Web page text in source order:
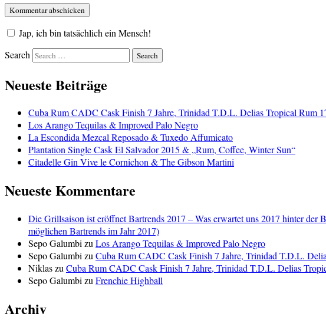
Jap, ich bin tatsächlich ein Mensch!
Search
Neueste Beiträge
Cuba Rum CADC Cask Finish 7 Jahre, Trinidad T.D.L. Delias Tropical Rum
Los Arango Tequilas & Improved Palo Negro
La Escondida Mezcal Reposado & Tuxedo Affumicato
Plantation Single Cask El Salvador 2015 & „Rum, Coffee, Winter Sun“
Citadelle Gin Vive le Cornichon & The Gibson Martini
Neueste Kommentare
Die Grillsaison ist eröffnet Bartrends 2017 – Was erwartet uns 2017 hinter
möglichen Bartrends im Jahr 2017)
Sepo GalumbizuLos Arango Tequilas & Improved Palo Negro
Sepo GalumbizuCuba Rum CADC Cask Finish 7 Jahre, Trinidad T.D.L.
NiklaszuCuba Rum CADC Cask Finish 7 Jahre, Trinidad T.D.L. Delias
Sepo GalumbizuFrenchie Highball
Archiv